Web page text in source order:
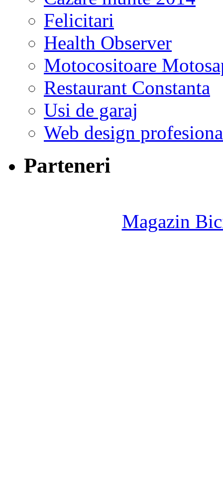
Felicitari
Health Observer
Motocositoare
Restaurant Constanta
Usi de garaj
Web design
Parteneri
Magazin